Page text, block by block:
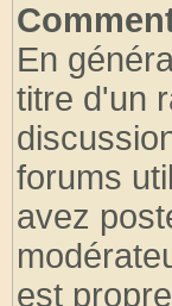
En
titre d'un
forums
avez
est